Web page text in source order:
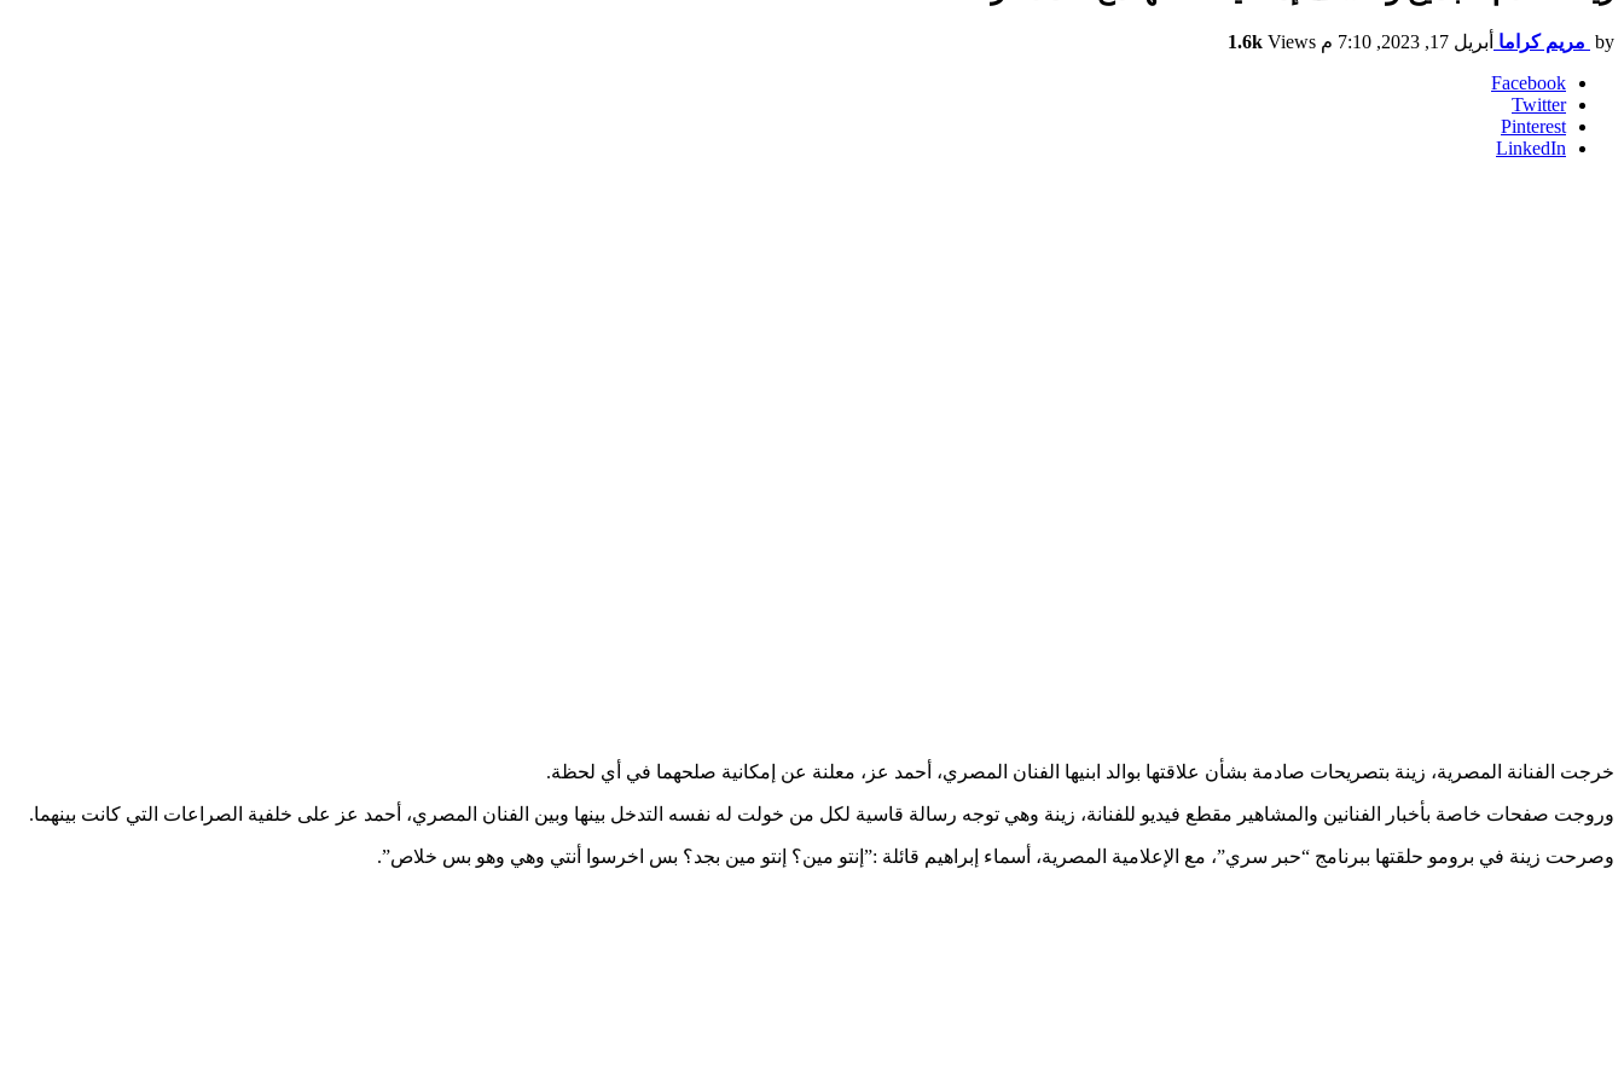
by مريم كراما أبريل 17, 2023, 7:10 م 1.6k Views
Facebook
Twitter
Pinterest
LinkedIn
خرجت الفنانة المصرية، زينة بتصريحات صادمة بشأن علاقتها بوالد ابنيها الفنان المصري، أحمد عز، معلنة عن إمكانية صلحهما في أي لحظة.
وروجت صفحات خاصة بأخبار الفنانين والمشاهير مقطع فيديو للفنانة، زينة وهي توجه رسالة قاسية لكل من خولت له نفسه التدخل بينها وبين الفنان المصري، أحمد عز على خلفية الصراعات التي كانت بينهما.
وصرحت زينة في برومو حلقتها ببرنامج “حبر سري”، مع الإعلامية المصرية، أسماء إبراهيم قائلة :”إنتو مين؟ إنتو مين بجد؟ بس اخرسوا أنتي وهي وهو بس خلاص”.